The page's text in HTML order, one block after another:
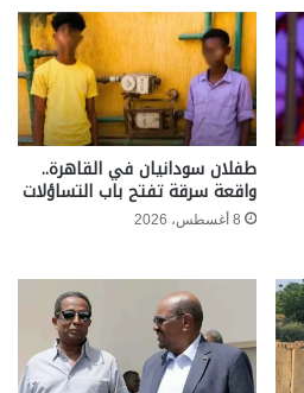
طفلان سودانيان في القاهرة..
واقعة سرقة تفتح باب التساؤلات
8 أغسطس، 2026